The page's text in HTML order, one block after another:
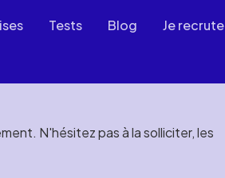
Tests Blog Je recrute
N'hésitez pas à la solliciter, les